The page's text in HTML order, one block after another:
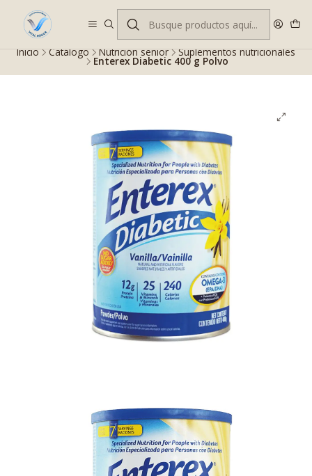
Despacho gratis en RM desde $100.000. Revisa las condiciones.
Inicio Catálogo Nutrición senior Suplementos nutricionales
Enterex Diabetic 400 g Polvo